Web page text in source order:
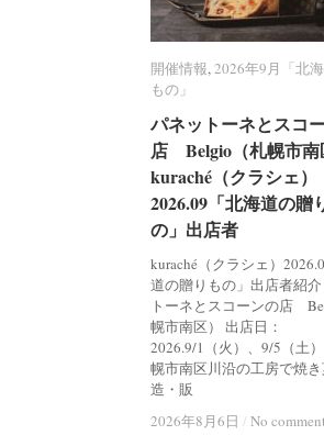
開催情報,2026年9月「北
もの」
パネットーネとスコ
店 Belgio（札幌市南
kuraché（クラシェ）
2026.09「北海道の贈
の」出店者
kuraché（クラシェ）
道の贈りもの」出店者紹
トーネとスコーンの店
幌市南区） 出店日：
2026.9/1（火）、9/5（土
幌市南区川沿の工房で焼
造・販
2026年8月6日 / No
開催情報 2026年9月「北
もの」
パネットーネとスコ
店 Belgio（札幌市南
kuraché（クラシェ）
2026.09「北海道の贈
の」出店者
2026年8月6日 / No